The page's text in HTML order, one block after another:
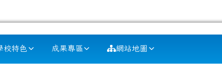
校特色 成果專區 網站地圖